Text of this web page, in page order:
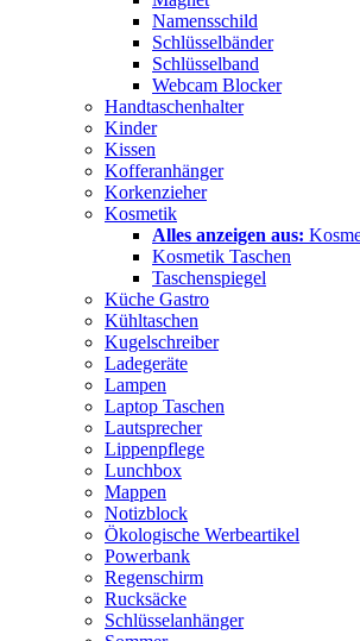
Namensschild
Schlüsselbänder
Schlüsselband
Webcam Blocker
Handtaschenhalter
Kinder
Kissen
Kofferanhänger
Korkenzieher
Kosmetik
Alles anzeigen aus:
Kosmetik Taschen
Taschenspiegel
Küche Gastro
Kühltaschen
Kugelschreiber
Ladegeräte
Lampen
Laptop Taschen
Lautsprecher
Lippenpflege
Lunchbox
Mappen
Notizblock
Ökologische Werbeartikel
Powerbank
Regenschirm
Rucksäcke
Schlüsselanhänger